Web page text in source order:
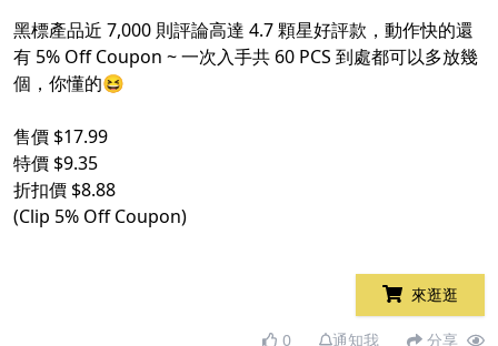
黑標產品近 7,000 則評論高達 4.7 顆星好評款，動作快的還
有 5% Off Coupon ~ 一次入手共 60 PCS 到處都可以多放幾
個，你懂的😆​
售價 $17.99​
特價 $9.35​
折扣價 $8.88​
(Clip 5% Off Coupon)​
來逛逛
0 通知我 分享